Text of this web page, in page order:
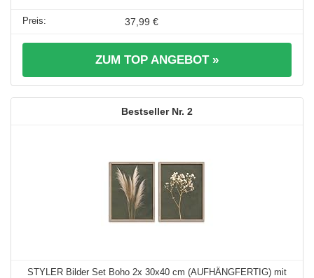
37,99 €
ZUM TOP ANGEBOT »
2
STYLER Bilder Set Boho 2x 30x40 cm (AUFHÄNGFERTIG) mit